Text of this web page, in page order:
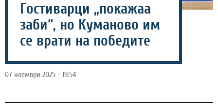
Гостиварци „покажаа
заби“, но Куманово им
се врати на победите
07 ноември 2025 - 19:54